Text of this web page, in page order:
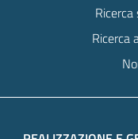
Ricerca